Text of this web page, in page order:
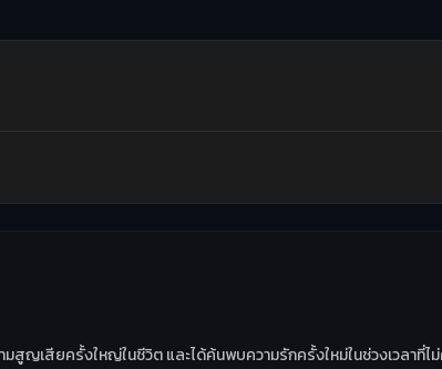
ญเสียครั้งใหญ่ในชีวิต และได้ค้นพบความรักครั้งใหม่ในช่วงเวลาที่ไม่